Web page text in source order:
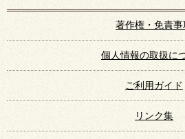
著作権・免責事
個人情報の取扱に
ご利用ガイド
リンク集